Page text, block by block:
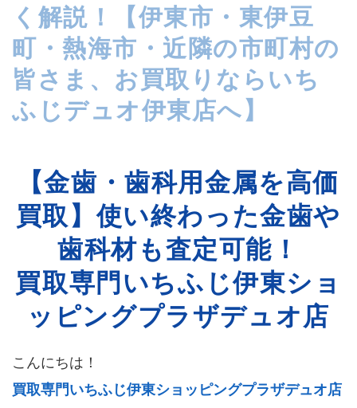
く解説！【伊東市・東伊豆
町・熱海市・近隣の市町村の
皆さま、お買取りならいち
ふじデュオ伊東店へ】
【金歯・歯科用金属を高価
買取】使い終わった金歯や
歯科材も査定可能！
買取専門いちふじ伊東ショ
ッピングプラザデュオ店
こんにちは！
買取専門いちふじ伊東ショッピングプラザデュオ店